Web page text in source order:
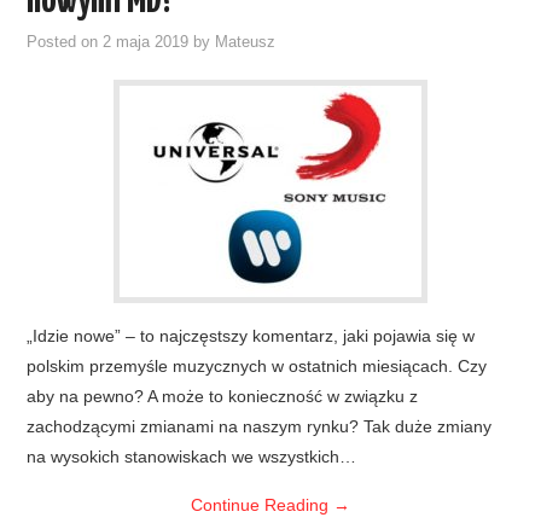
Posted on2 maja 2019 by Mateusz
„Idzie nowe” – to najczęstszy komentarz, jaki pojawia się w
polskim przemyśle muzycznych w ostatnich miesiącach. Czy
aby na pewno? A może to konieczność w związku z
zachodzącymi zmianami na naszym rynku? Tak duże zmiany
na wysokich stanowiskach we wszystkich…
Continue Reading →